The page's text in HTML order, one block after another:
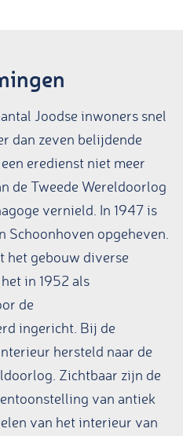
Joodse inwoners snel
dan zeven belijdende
eredienst niet meer
de Tweede Wereldoorlog
vernield. In 1947 is
Schoonhoven opgeheven.
het gebouw diverse
in 1952 als
de
ingericht. Bij de
hersteld naar de
Zichtbaar zijn de
van antiek
van het interieur van